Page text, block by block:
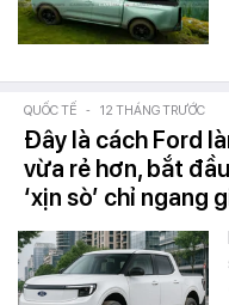
QUỐC TẾ - 12 THÁNG TRƯỚC
Đây là cách Ford
vừa rẻ hơn, bắt
‘xịn sò’ chỉ ngang